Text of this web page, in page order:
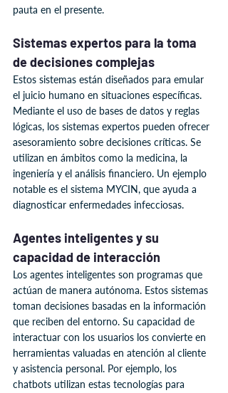
pauta en el presente.
Sistemas expertos para la toma
de decisiones complejas
Estos sistemas están diseñados para emular
el juicio humano en situaciones específicas.
Mediante el uso de bases de datos y reglas
lógicas, los sistemas expertos pueden ofrecer
asesoramiento sobre decisiones críticas. Se
utilizan en ámbitos como la medicina, la
ingeniería y el análisis financiero. Un ejemplo
notable es el sistema MYCIN, que ayuda a
diagnosticar enfermedades infecciosas.
Agentes inteligentes y su
capacidad de interacción
Los agentes inteligentes son programas que
actúan de manera autónoma. Estos sistemas
toman decisiones basadas en la información
que reciben del entorno. Su capacidad de
interactuar con los usuarios los convierte en
herramientas valuadas en atención al cliente
y asistencia personal. Por ejemplo, los
chatbots utilizan estas tecnologías para